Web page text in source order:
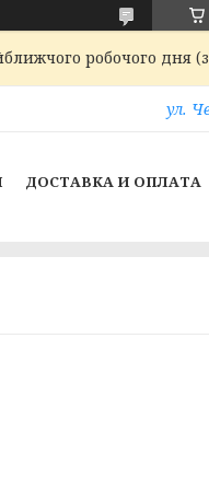
робочого дня
ул.
ДОСТАВКА И ОПЛАТА